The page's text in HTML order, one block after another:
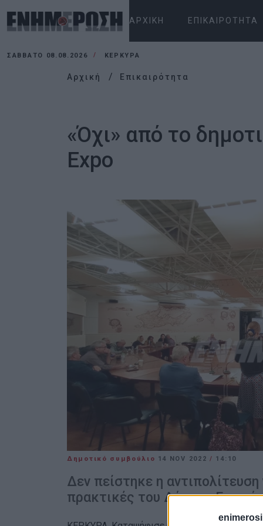
ΑΡΧΙΚΉ ΕΠΙΚΑΙΡΌΤΗΤΑ
ΣΆΒΒΑΤΟ 08.08.2026 ΚΕΡΚΥΡΑ
Αρχική Επικαιρότητα
«Όχι» από το
Expo
Δημοτικό συμβούλιο 14 NOV 2022/ 14:10
Δεν πείστηκε η αντιπολίτευση
πρακτικές του Δήμου -